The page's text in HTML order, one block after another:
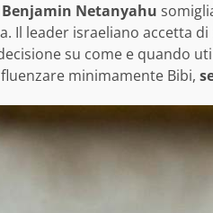
Benjamin Netanyahu
Il leader israeliano accetta
su come e quando
minimamente Bibi,